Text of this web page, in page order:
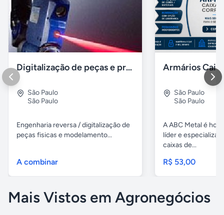
Digitalização de peças e produtos / impressão 3D polyworks
São Paulo
São Paulo
Engenharia reversa / digitalização de
peças fisicas e modelamento...
A combinar
São Paulo
São Paulo
A ABC Metal é
líder e
caixas de...
R$ 53,00
Mais Vistos em Agronegócios